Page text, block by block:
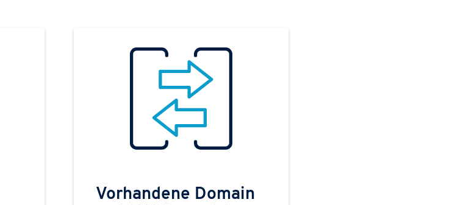
Vorhandene Domain